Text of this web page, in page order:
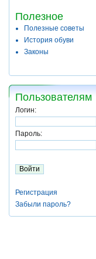
Полезное
Полезные советы
История обуви
Законы
Пользователям
Логин:
Пароль:
Регистрация
Забыли пароль?